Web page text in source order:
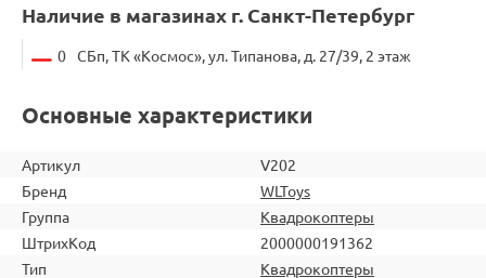
Наличие в магазинах г. Санкт-Петербург
0 СБп, ТК «Космос», ул. Типанова, д. 27/39, 2 этаж
Основные характеристики
Артикул
V202
Бренд
WLToys
Группа
Квадрокоптеры
ШтрихКод
2000000191362
Тип
Квадрокоптеры